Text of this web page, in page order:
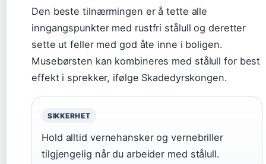
Den beste tilnærmingen er å tette alle
inngangspunkter med rustfri stålull og deretter
sette ut feller med god åte inne i boligen.
Musebørsten kan kombineres med stålull for best
effekt i sprekker, ifølge Skadedyrskongen.
SIKKERHET
Hold alltid vernehansker og vernebriller
tilgjengelig når du arbeider med stålull.